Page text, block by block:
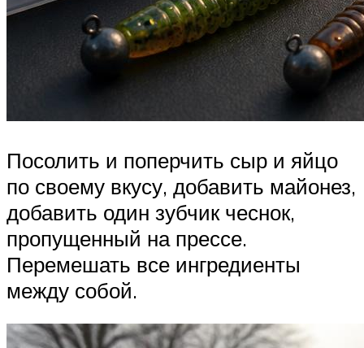
Посолить и поперчить сыр и яйцо
по своему вкусу, добавить майонез,
добавить один зубчик чеснок,
пропущенный на прессе.
Перемешать все ингредиенты
между собой.